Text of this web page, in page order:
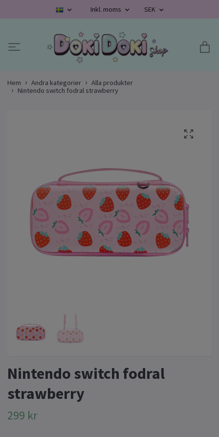
Inkl. moms SEK
Hem Andra kategorier
Alla produkter
Nintendo switch fodral strawberry
Nintendo switch fodral
strawberry
299 kr